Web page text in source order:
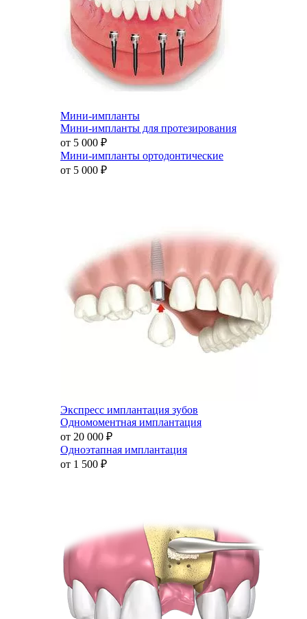
Мини-импланты
Мини-импланты для протезирования
от 5 000 ₽
Мини-импланты ортодонтические
от 5 000 ₽
Экспресс имплантация зубов
Одномоментная имплантация
от 20 000 ₽
Одноэтапная имплантация
от 1 500 ₽